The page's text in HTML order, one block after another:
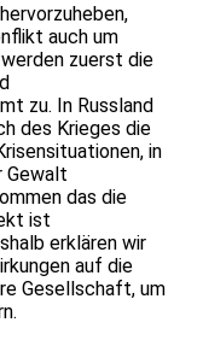
auch um
zuerst die
zu. In Russland
des Krieges die
in
Gewalt
das die
ist
erklären wir
auf die
Gesellschaft, um